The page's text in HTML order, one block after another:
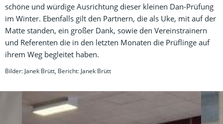
schöne und würdige Ausrichtung dieser kleinen Dan-Prüfung
im Winter. Ebenfalls gilt den Partnern, die als Uke, mit auf der
Matte standen, ein großer Dank, sowie den Vereinstrainern
und Referenten die in den letzten Monaten die Prüflinge auf
ihrem Weg begleitet haben.
Bilder: Janek Brütt, Bericht: Janek Brütt